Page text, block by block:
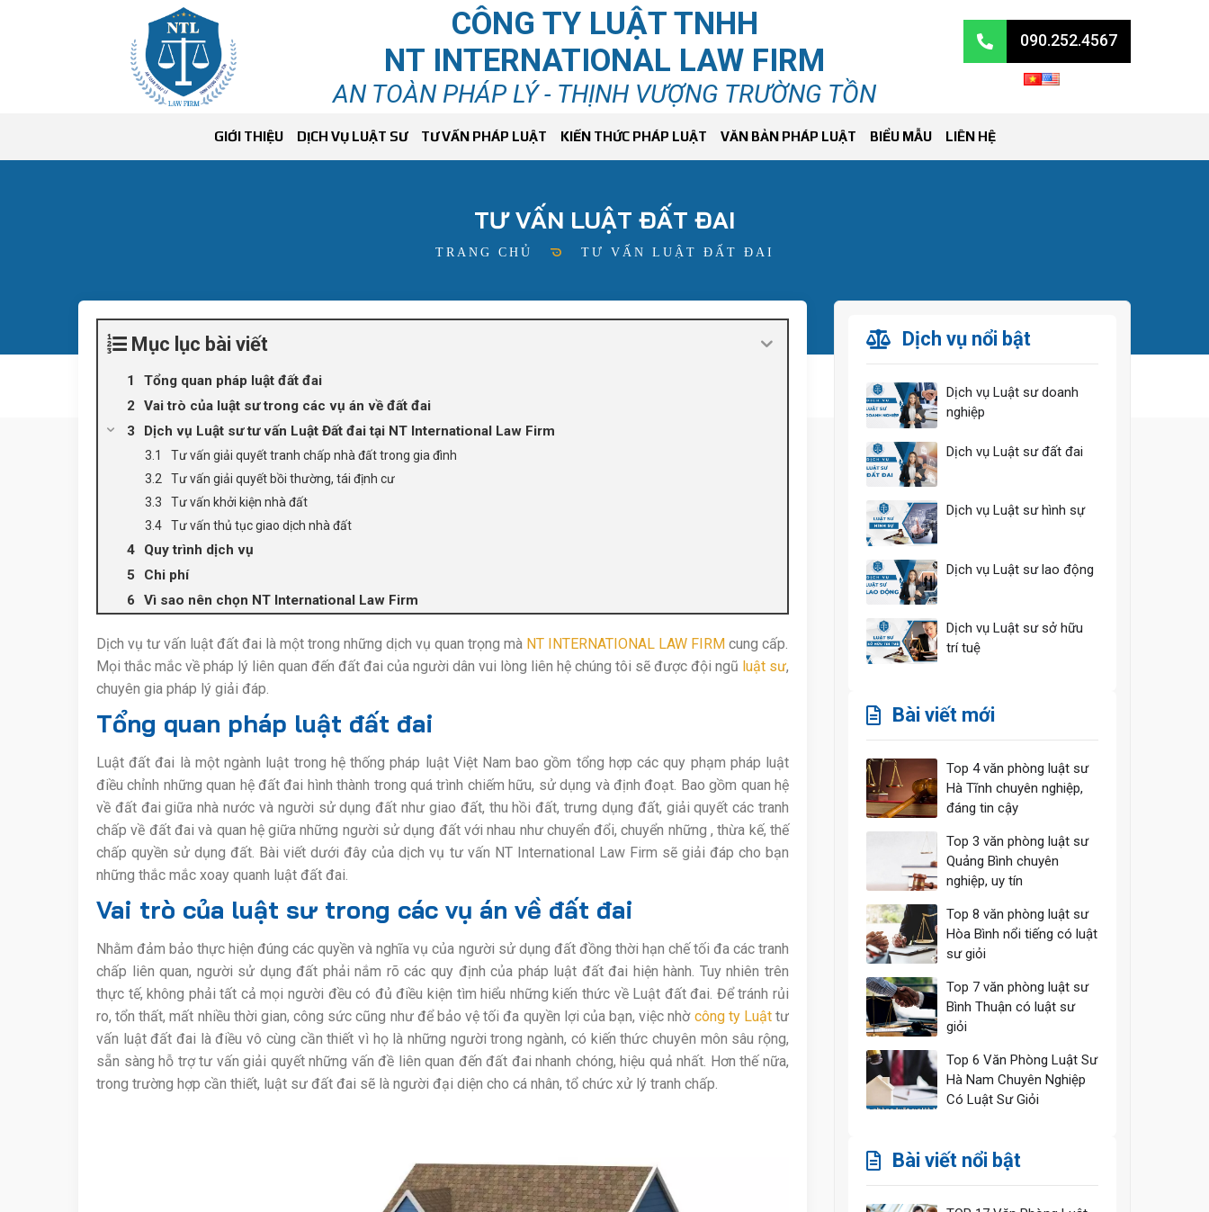
CÔNG TY LUẬT TNHH
NT INTERNATIONAL LAW FIRM
AN TOÀN PHÁP LÝ - THỊNH VƯỢNG TRƯỜNG TỒN
090.252.4567
GIỚI THIỆU DỊCH VỤ LUẬT SƯ TƯ VẤN PHÁP LUẬT KIẾN THỨC PHÁP LUẬT VĂN BẢN PHÁP LUẬT BIỂU MẪU LIÊN HỆ
TƯ VẤN LUẬT ĐẤT ĐAI
TRANG CHỦ TƯ VẤN LUẬT ĐẤT ĐAI
Mục lục bài viết
Tổng quan pháp luật đất đai
Vai trò của luật sư trong các vụ án về đất đai
Dịch vụ Luật sư tư vấn Luật Đất đai tại NT International Law Firm
Tư vấn giải quyết tranh chấp nhà đất trong gia đình
Tư vấn giải quyết bồi thường, tái định cư
Tư vấn khởi kiện nhà đất
Tư vấn thủ tục giao dịch nhà đất
Quy trình dịch vụ
Chi phí
Vì sao nên chọn NT International Law Firm
Dịch vụ tư vấn luật đất đai là một trong những dịch vụ quan trọng mà NT INTERNATIONAL LAW FIRM cung cấp.
Mọi thắc mắc về pháp lý liên quan đến đất đai của người dân vui lòng liên hệ chúng tôi sẽ được đội ngũ luật sư,
chuyên gia pháp lý giải đáp.
Tổng quan pháp luật đất đai
Luật đất đai là một ngành luật trong hệ thống pháp luật Việt Nam bao gồm tổng hợp các quy phạm pháp luật
điều chỉnh những quan hệ đất đai hình thành trong quá trình chiếm hữu, sử dụng và định đoạt. Bao gồm quan hệ
về đất đai giữa nhà nước và người sử dụng đất như giao đất, thu hồi đất, trưng dụng đất, giải quyết các tranh
chấp về đất đai và quan hệ giữa những người sử dụng đất với nhau như chuyển đổi, chuyển những , thừa kế, thế
chấp quyền sử dụng đất. Bài viết dưới đây của dịch vụ tư vấn NT International Law Firm sẽ giải đáp cho bạn
những thắc mắc xoay quanh luật đất đai.
Vai trò của luật sư trong các vụ án về đất đai
Nhằm đảm bảo thực hiện đúng các quyền và nghĩa vụ của người sử dụng đất đồng thời hạn chế tối đa các tranh
chấp liên quan, người sử dụng đất phải nắm rõ các quy định của pháp luật đất đai hiện hành. Tuy nhiên trên
thực tế, không phải tất cả mọi người đều có đủ điều kiện tìm hiểu những kiến thức về Luật đất đai. Để tránh rủi
ro, tổn thất, mất nhiều thời gian, công sức cũng như để bảo vệ tối đa quyền lợi của bạn, việc nhờ công ty Luậttư
vấn luật đất đai là điều vô cùng cần thiết vì họ là những người trong ngành, có kiến thức chuyên môn sâu rộng,
sẵn sàng hỗ trợ tư vấn giải quyết những vấn đề liên quan đến đất đai nhanh chóng, hiệu quả nhất. Hơn thế nữa,
trong trường hợp cần thiết, luật sư đất đai sẽ là người đại diện cho cá nhân, tổ chức xử lý tranh chấp.
Dịch vụ nổi bật
Dịch vụ Luật sư doanh
nghiệp
Dịch vụ Luật sư đất đai
Dịch vụ Luật sư hình sự
Dịch vụ Luật sư lao động
Dịch vụ Luật sư sở hữu
trí tuệ
Bài viết mới
Top 4 văn phòng luật sư
Hà Tĩnh chuyên nghiệp,
đáng tin cậy
Top 3 văn phòng luật sư
Quảng Bình chuyên
nghiệp, uy tín
Top 8 văn phòng luật sư
Hòa Bình nổi tiếng có luật
sư giỏi
Top 7 văn phòng luật sư
Bình Thuận có luật sư
giỏi
Top 6 Văn Phòng Luật Sư
Hà Nam Chuyên Nghiệp
Có Luật Sư Giỏi
Bài viết nổi bật